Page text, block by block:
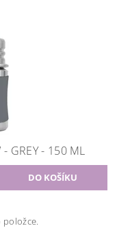
- GREY - 150 ML
položce.